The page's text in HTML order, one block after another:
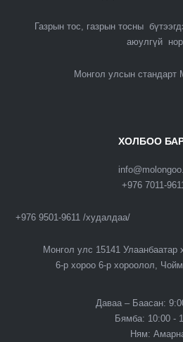
Газрын тос, газрын тосны
аюулгүй
Монгол улсын стандарт
ХОЛБОО
+976 7011-
+976 9501-9611 /худалдаа/
Монгол улс 15141 Улаанбаатар
6-р хороо 6-р хороолол,
Даваа – Баасан:
Бямба: 10:00 -
Ням: